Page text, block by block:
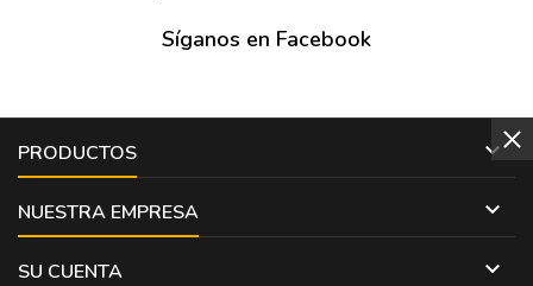
Síganos en Facebook
PRODUCTOS 
NUESTRA EMPRESA 
SU CUENTA 